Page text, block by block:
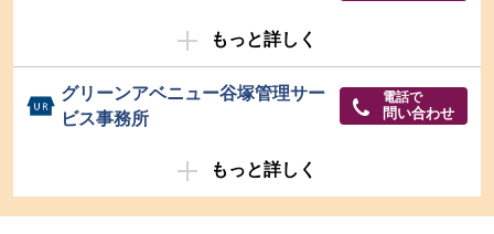
もっと詳しく
グリーンアベニュー谷塚管理サー
ビス事務所
電話で
問い合わせ
もっと詳しく